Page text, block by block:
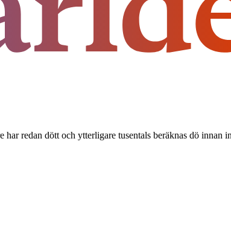
redan dött och ytterligare tusentals beräknas dö innan